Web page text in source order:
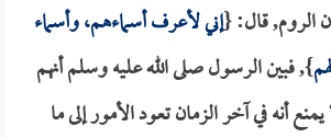
الروم, قال: {إني لأعرف أسماءهم، وأسماء
}, فبين الرسول صلى الله عليه وسلم أنهم
أنه في آخر الزمان تعود الأمور إلى ما